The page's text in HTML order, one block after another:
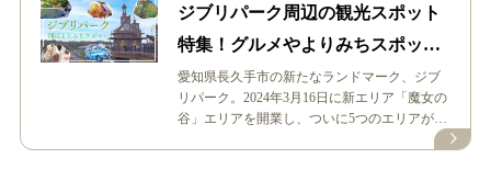
ジブリパーク周辺の観光スポット
特集！グルメやよりみちスポット
を紹介
愛知県長久手市の新たなランドマーク、ジブ
リパーク。2024年3月16日に新エリア「魔女の
谷」エリアを開業し、ついに5つのエリアがフ